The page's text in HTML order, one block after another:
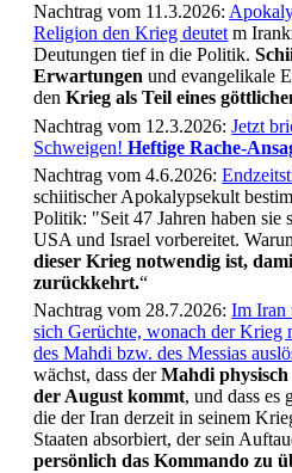
Nachtrag vom 11.3.2026:
Religion den Krieg deutet m
Deutungen tief in die Politik.
Erwartungen und evangelikale
denKrieg als Teil eines
Nachtrag vom 12.3.2026:Jetzt
Schweigen!Heftige Rache-
Nachtrag vom 4.6.2026:
schiitischer Apokalypsekult
Politik: "Seit 47 Jahren haben sie
USA und Israel vorbereitet.
dieser Krieg notwendig ist,
zurückkehrt.“
Nachtrag vom 28.7.2026:Im Iran
sich Gerüchte, wonach der
des Mahdi bzw. des Messias
wächst, dass derMahdi
der August kommt, und dass es
die der Iran derzeit in seinem
Staaten absorbiert, der sein
persönlich das Kommando zu